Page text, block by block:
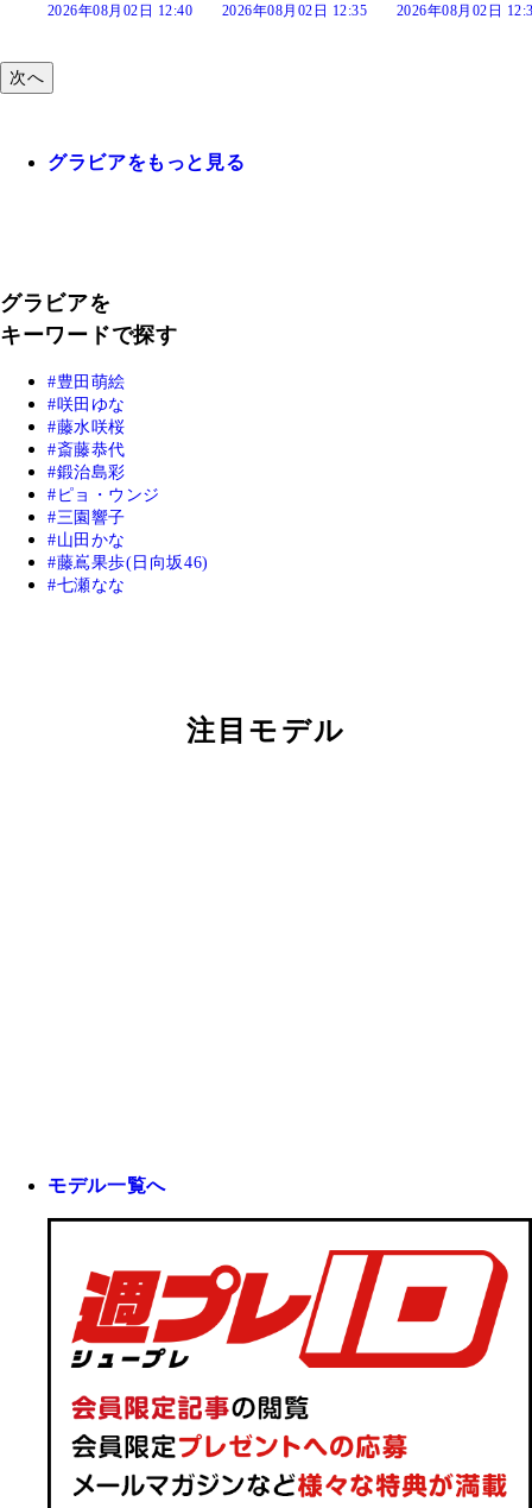
2026年08月02日 12:35 2026年08月02日 12:30 2026年08月02日
次へ
グラビアをもっと見る
グラビアを
キーワードで探す
豊田萌絵
咲田ゆな
藤水咲桜
斎藤恭代
鍛治島彩
ピョ・ウンジ
三園響子
山田かな
藤嶌果歩(日向坂46)
七瀬なな
注目モデル
モデル一覧へ